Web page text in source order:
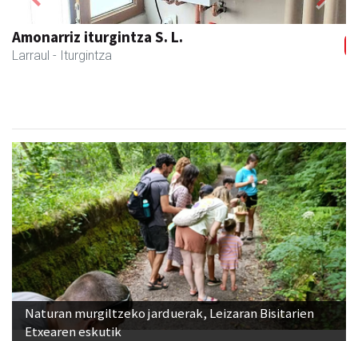
Amonarriz iturgintza S. L.
Larraul - Iturgintza
Previous Next
Naturan murgiltzeko jarduerak, Leizaran Bisitarien
Etxearen eskutik